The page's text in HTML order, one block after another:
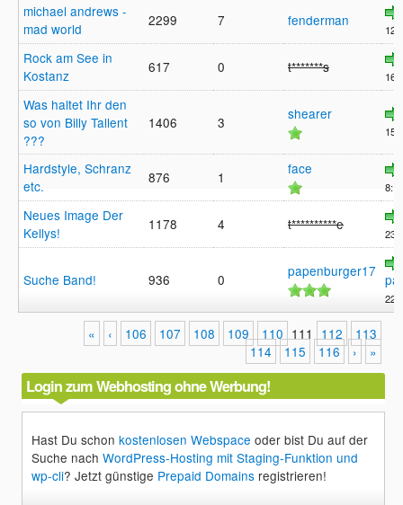
michael andrews -
mad world
2299 7 fenderman
Rock am See in
Kostanz
617 0 t*******s
Was haltet Ihr den
so von Billy Tallent
???
1406 3 shearer
Hardstyle, Schranz
etc.
876 1 face
Neues Image Der
Kellys!
1178 4 t**********e
Suche Band! 936 0 papenburger17
« ‹ 106 107 108 109 110 111 112
113
114
115 116 › »
Login zum Webhosting ohne Werbung!
Hast Du schonkostenlosen Webspace oder bist Du auf der
Suche nachWordPress-Hosting mit Staging-Funktion und
wp-cli? Jetzt günstige Prepaid Domains registrieren!